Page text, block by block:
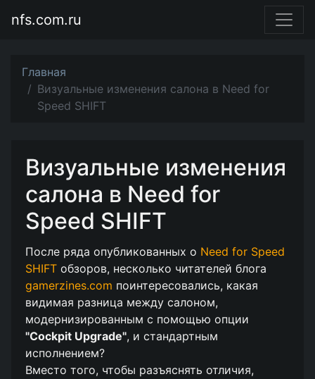
nfs.com.ru
Главная
Визуальные изменения салона в Need for
Speed SHIFT
Визуальные изменения
салона в Need for
Speed SHIFT
После ряда опубликованных о Need for Speed
SHIFT обзоров, несколько читателей блога
gamerzines.com поинтересовались, какая
видимая разница между салоном,
модернизированным с помощью опции
"Cockpit Upgrade", и стандартным
исполнением?
Вместо того, чтобы разъяснять отличия,